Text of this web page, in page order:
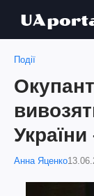
Події
Анна Яценко